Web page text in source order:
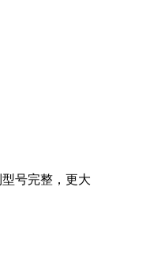
号完整，更大